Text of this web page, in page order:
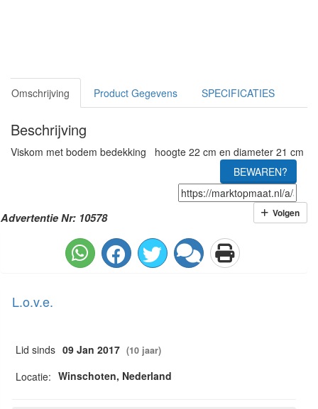
Omschrijving Product Gegevens SPECIFICATIES
Beschrijving
Viskom met bodem bedekking hoogte 22 cm en diameter 21 cm
BEWAREN?
Advertentie Nr: 10578 Volgen
L.o.v.e.
Lid sinds 09 Jan 2017 (10 jaar)
Locatie: Winschoten, Nederland